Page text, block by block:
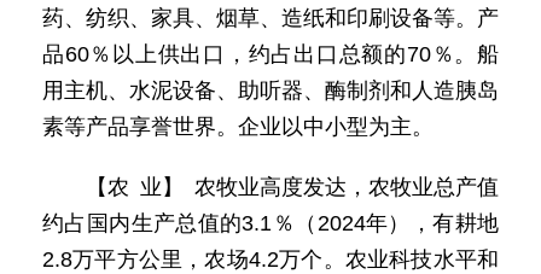
药、纺织、家具、烟草、造纸和印刷设备等。产
品60％以上供出口，约占出口总额的70％。船
用主机、水泥设备、助听器、酶制剂和人造胰岛
素等产品享誉世界。企业以中小型为主。
【农 业】 农牧业高度发达，农牧业总产值
约占国内生产总值的3.1％（2024年），有耕地
2.8万平方公里，农场4.2万个。农业科技水平和